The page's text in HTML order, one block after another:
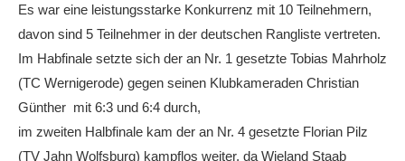
Es war eine leistungsstarke Konkurrenz mit 10 Teilnehmern,
davon sind 5 Teilnehmer in der deutschen Rangliste vertreten.
Im Habfinale setzte sich der an Nr. 1 gesetzte Tobias Mahrholz
(TC Wernigerode) gegen seinen Klubkameraden Christian
Günther mit 6:3 und 6:4 durch,
im zweiten Halbfinale kam der an Nr. 4 gesetzte Florian Pilz
(TV Jahn Wolfsburg) kampflos weiter, da Wieland Staab